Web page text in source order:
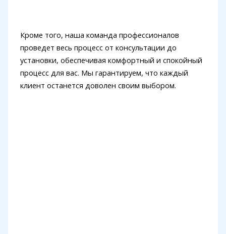
Кроме того, наша команда профессионалов
проведет весь процесс от консультации до
установки, обеспечивая комфортный и спокойный
процесс для вас. Мы гарантируем, что каждый
клиент останется доволен своим выбором.